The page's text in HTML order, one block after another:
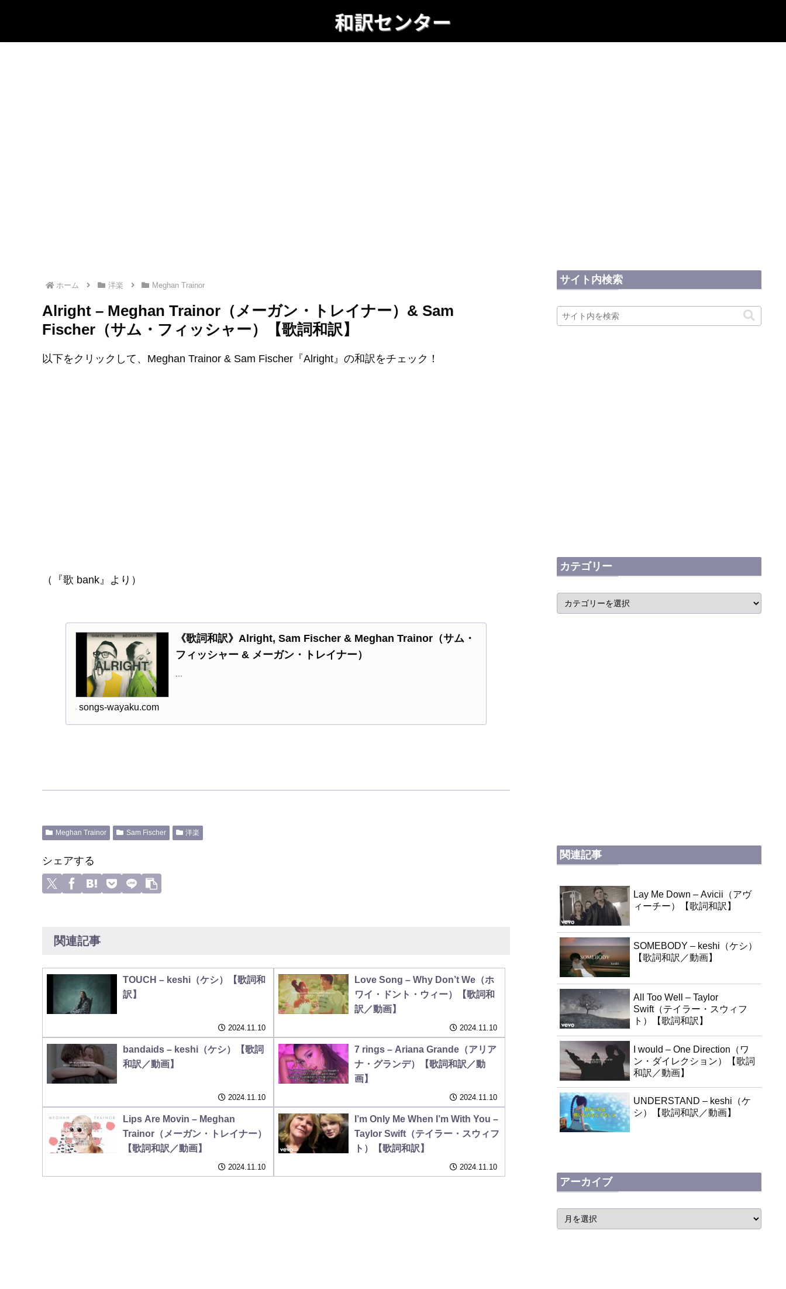
ホーム 洋楽 Meghan Trainor
Alright – Meghan Trainor（メーガン・トレイナー）& Sam
Fischer（サム・フィッシャー）【歌詞和訳】
以下をクリックして、Meghan Trainor & Sam Fischer『Alright』の和訳をチェック！
（『歌 bank』より）
《歌詞和訳》Alright, Sam Fischer & Meghan Trainor（サム・
フィッシャー & メーガン・トレイナー）
songs-wayaku.com
Meghan Trainor Sam Fischer 洋楽
シェアする
関連記事
TOUCH – keshi（ケシ）【歌詞和
訳】
2024.11.10
Love Song – Why Don’t We（ホ
ワイ・ドント・ウィー）【歌詞和
訳／動画】
2024.11.10
bandaids – keshi（ケシ）【歌詞
和訳／動画】
2024.11.10
7 rings – Ariana Grande（アリア
ナ・グランデ）【歌詞和訳／動
画】
2024.11.10
Lips Are Movin – Meghan
Trainor（メーガン・トレイナー）
【歌詞和訳／動画】
2024.11.10
I’m Only Me When I’m With You –
Taylor Swift（テイラー・スウィフ
ト）【歌詞和訳】
2024.11.10
サイト内検索
カテゴリー
関連記事
Lay Me Down – Avicii（アヴ
ィーチー）【歌詞和訳】
SOMEBODY – keshi（ケシ）
【歌詞和訳／動画】
All Too Well – Taylor
Swift（テイラー・スウィフ
ト）【歌詞和訳】
I would – One Direction（ワ
ン・ダイレクション）【歌詞
和訳／動画】
UNDERSTAND – keshi（ケ
シ）【歌詞和訳／動画】
アーカイブ